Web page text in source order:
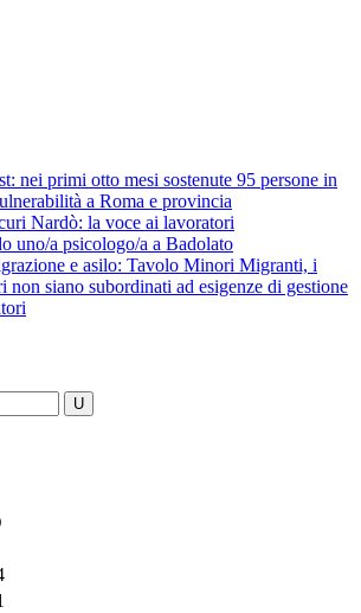
nei primi otto mesi sostenute 95 persone in
a Roma e provincia
Nardò: la voce ai lavoratori
uno/a psicologo/a a Badolato
e asilo: Tavolo Minori Migranti, i
siano subordinati ad esigenze di gestione